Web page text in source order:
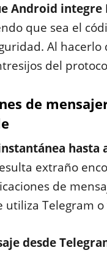
Android integre
que sea el
Al
del
de
hasta
extraño
de
utiliza Telegram
desde